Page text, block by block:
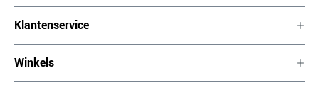
Klantenservice
Winkels